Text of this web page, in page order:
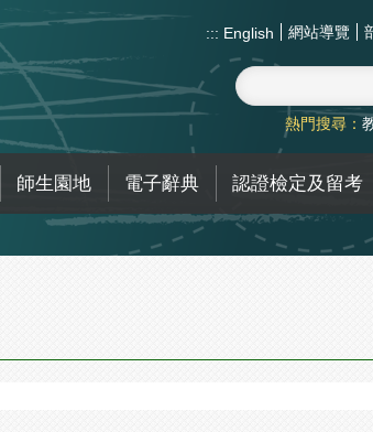
::: English 網站導覽
熱門搜尋：
師生園地 電子辭典 認證檢定及留考